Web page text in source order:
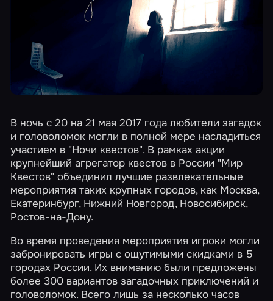
В ночь с 20 на 21 мая 2017 года любители загадок
и головоломок могли в полной мере насладиться
участием в "Ночи квестов". В рамках акции
крупнейший агрегатор квестов в России "Мир
Квестов" объединил лучшие развлекательные
мероприятия таких крупных городов, как Москва,
Екатеринбург, Нижний Новгород, Новосибирск,
Ростов-на-Дону.
Во время проведения мероприятия игроки могли
забронировать игры с ощутимыми скидками в 5
городах России. Их вниманию были предложены
более 300 вариантов загадочных приключений и
головоломок. Всего лишь за несколько часов